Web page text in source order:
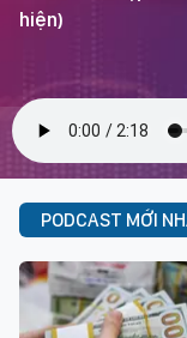
hiện)
PODCAST MỚI